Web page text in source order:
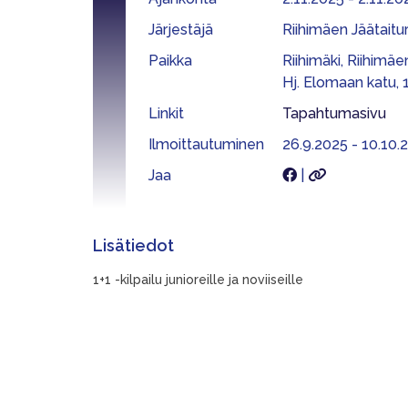
Järjestäjä
Riihimäen
Paikka
Riihimäki,
Hj. Elomaan katu,
Linkit
Tapahtumasivu
Ilmoittautuminen
26.9.2025 -
Jaa
Lisätiedot
1+1 -kilpailu junioreille ja noviiseille